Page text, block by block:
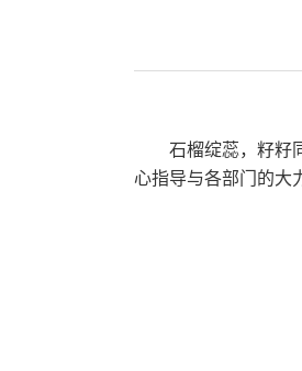
石榴绽蕊，籽籽
心指导与各部门的大